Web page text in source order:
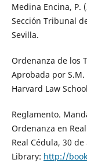
Medina Encina, P.
Sección Tribunal
Sevilla.
Ordenanza de los
Aprobada por
Harvard Law
Reglamento.
Ordenanza en
Real Cédula, 30
Library: http://